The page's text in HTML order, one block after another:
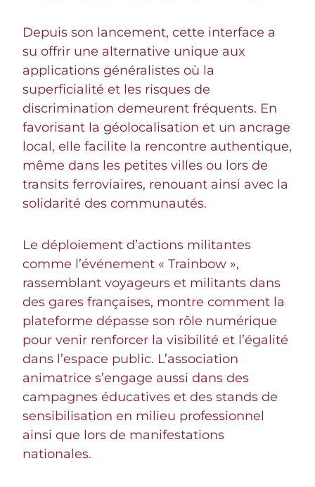
Depuis son lancement, cette interface a
su offrir une alternative unique aux
applications généralistes où la
superficialité et les risques de
discrimination demeurent fréquents. En
favorisant la géolocalisation et un ancrage
local, elle facilite la rencontre authentique,
même dans les petites villes ou lors de
transits ferroviaires, renouant ainsi avec la
solidarité des communautés.
Le déploiement d’actions militantes
comme l’événement « Trainbow »,
rassemblant voyageurs et militants dans
des gares françaises, montre comment la
plateforme dépasse son rôle numérique
pour venir renforcer la visibilité et l’égalité
dans l’espace public. L’association
animatrice s’engage aussi dans des
campagnes éducatives et des stands de
sensibilisation en milieu professionnel
ainsi que lors de manifestations
nationales.